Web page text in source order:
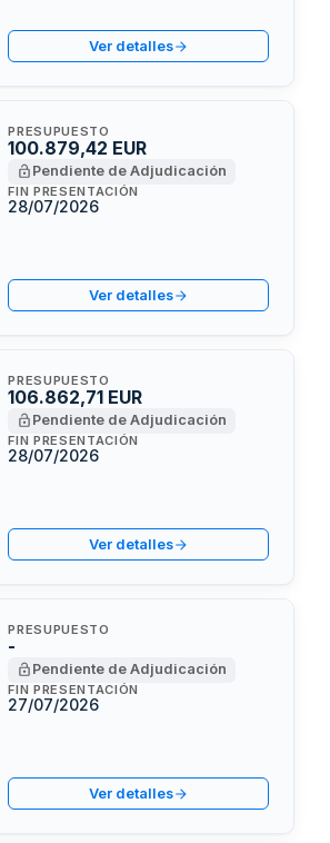
Ver detalles
PRESUPUESTO
100.879,42 EUR
Pendiente de Adjudicación
FIN PRESENTACIÓN
28/07/2026
Ver detalles
PRESUPUESTO
106.862,71 EUR
Pendiente de Adjudicación
FIN PRESENTACIÓN
28/07/2026
Ver detalles
PRESUPUESTO
-
Pendiente de Adjudicación
FIN PRESENTACIÓN
27/07/2026
Ver detalles